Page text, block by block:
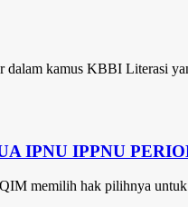
kamus KBBI Literasi
IPPNU
memilih hak pilihnya